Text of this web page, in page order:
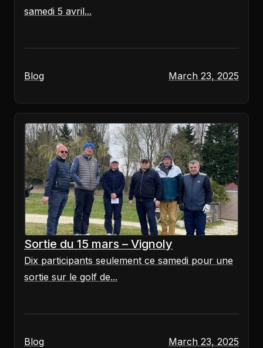
samedi 5 avril...
Blog March 23, 2025
Sortie du 15 mars – Vignoly
Dix participants seulement ce samedi pour une
sortie sur le golf de...
Blog March 23, 2025